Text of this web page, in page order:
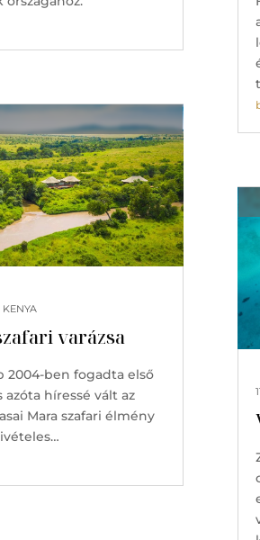
varázsa
KENYA
2004-ben fogadta első
híressé vált az
Mara szafari élmény